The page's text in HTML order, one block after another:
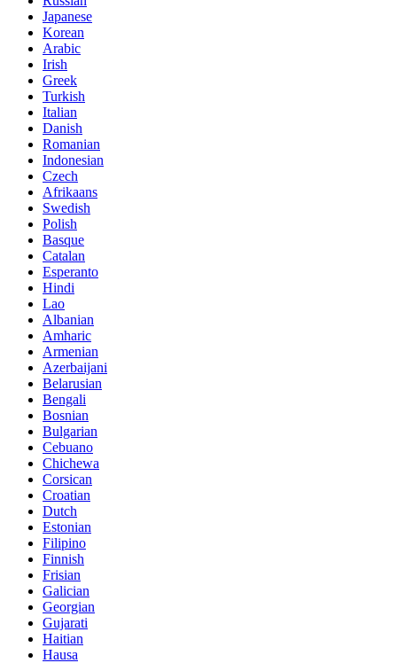
Japanese
Korean
Arabic
Irish
Greek
Turkish
Italian
Danish
Romanian
Indonesian
Czech
Afrikaans
Swedish
Polish
Basque
Catalan
Esperanto
Hindi
Lao
Albanian
Amharic
Armenian
Azerbaijani
Belarusian
Bengali
Bosnian
Bulgarian
Cebuano
Chichewa
Corsican
Croatian
Dutch
Estonian
Filipino
Finnish
Frisian
Galician
Georgian
Gujarati
Haitian
Hausa